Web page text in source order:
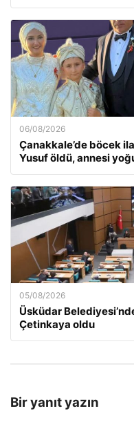
06/08/2026
Çanakkale’de böcek
Yusuf öldü, annesi
05/08/2026
Üsküdar
Çetinkaya oldu
Bir yanıt yazın